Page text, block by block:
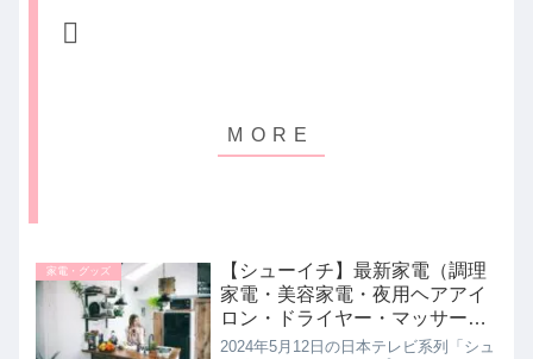
家電・グッズ
【シューイチ】最新家電（調理
家電・美容家電・夜用ヘアアイ
ロン・ドライヤー・マッサージ
ロールなど）｜5月12日
2024年5月12日の日本テレビ系列「シュ